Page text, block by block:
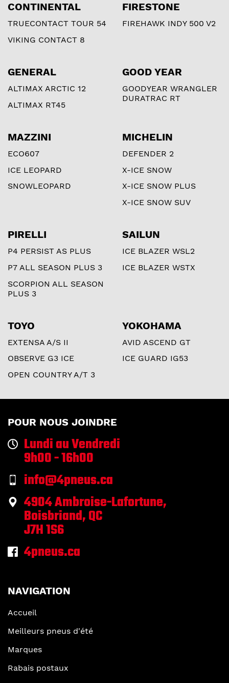
CONTINENTAL
TRUECONTACT TOUR 54
VIKING CONTACT 8
FIRESTONE
FIREHAWK INDY 500 V2
GENERAL
ALTIMAX ARCTIC 12
ALTIMAX RT45
GOOD YEAR
GOODYEAR WRANGLER
DURATRAC RT
MAZZINI
ECO607
ICE LEOPARD
SNOWLEOPARD
MICHELIN
DEFENDER 2
X-ICE SNOW
X-ICE SNOW PLUS
X-ICE SNOW SUV
PIRELLI
P4 PERSIST AS PLUS
P7 ALL SEASON PLUS 3
SCORPION ALL SEASON
PLUS 3
SAILUN
ICE BLAZER WSL2
ICE BLAZER WSTX
TOYO
EXTENSA A/S II
OBSERVE G3 ICE
OPEN COUNTRY A/T 3
YOKOHAMA
AVID ASCEND GT
ICE GUARD IG53
POUR NOUS JOINDRE
Lundi au Vendredi
9h00 - 16h00
info@4pneus.ca
4904 Ambroise-Lafortune,
Boisbriand, QC
J7H 1S6
4pneus.ca
NAVIGATION
Accueil
Meilleurs pneus d'été
Marques
Rabais postaux